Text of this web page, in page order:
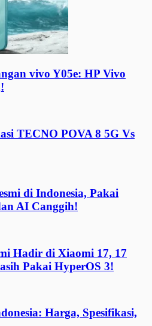
vivo Y05e: HP Vivo
TECNO POVA 8 5G Vs
di Indonesia, Pakai
AI Canggih!
Hadir di Xiaomi 17, 17
Pakai HyperOS 3!
Harga, Spesifikasi,